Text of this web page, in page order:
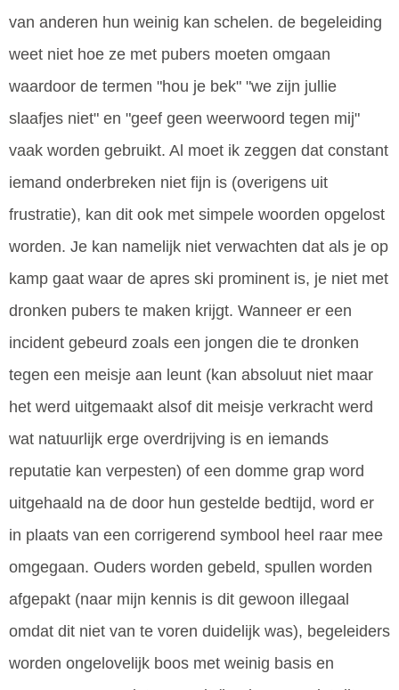
van anderen hun weinig kan schelen. de begeleiding
weet niet hoe ze met pubers moeten omgaan
waardoor de termen "hou je bek" "we zijn jullie
slaafjes niet" en "geef geen weerwoord tegen mij"
vaak worden gebruikt. Al moet ik zeggen dat constant
iemand onderbreken niet fijn is (overigens uit
frustratie), kan dit ook met simpele woorden opgelost
worden. Je kan namelijk niet verwachten dat als je op
kamp gaat waar de apres ski prominent is, je niet met
dronken pubers te maken krijgt. Wanneer er een
incident gebeurd zoals een jongen die te dronken
tegen een meisje aan leunt (kan absoluut niet maar
het werd uitgemaakt alsof dit meisje verkracht werd
wat natuurlijk erge overdrijving is en iemands
reputatie kan verpesten) of een domme grap word
uitgehaald na de door hun gestelde bedtijd, word er
in plaats van een corrigerend symbool heel raar mee
omgegaan. Ouders worden gebeld, spullen worden
afgepakt (naar mijn kennis is dit gewoon illegaal
omdat dit niet van te voren duidelijk was), begeleiders
worden ongelovelijk boos met weinig basis en